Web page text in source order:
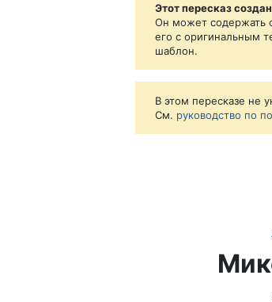
Этот пересказ
Он может содержать
его с оригинальным
шаблон.
В этом пересказе не
См. руководство по